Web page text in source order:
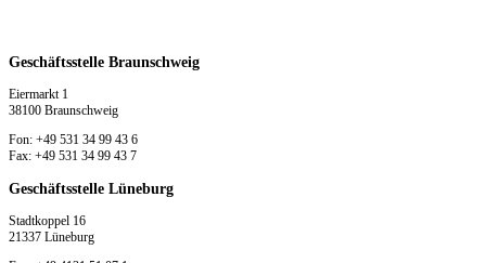
Geschäftsstelle Braunschweig
Eiermarkt 1
38100 Braunschweig
Fon: +49 531 34 99 43 6
Fax: +49 531 34 99 43 7
Geschäftsstelle Lüneburg
Stadtkoppel 16
21337 Lüneburg